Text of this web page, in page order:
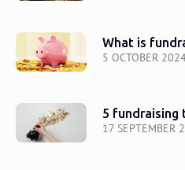
5 OCTOBER
What is
17 SEPTEMBER
5